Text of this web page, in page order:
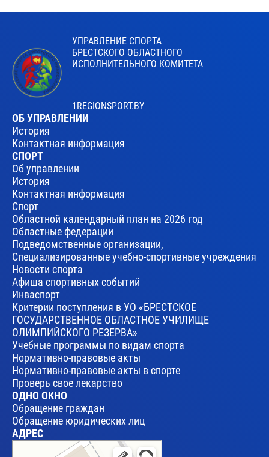
УПРАВЛЕНИЕ СПОРТА
БРЕСТСКОГО ОБЛАСТНОГО
ИСПОЛНИТЕЛЬНОГО КОМИТЕТА
1REGIONSPORT.BY
ОБ УПРАВЛЕНИИ
История
Контактная информация
СПОРТ
Об управлении
История
Контактная информация
Спорт
Областной календарный план на 2026 год
Областные федерации
Подведомственные организации,
Специализированные учебно-спортивные учреждения
Новости спорта
Афиша спортивных событий
Инваспорт
Критерии поступления в УО «БРЕСТСКОЕ
ГОСУДАРСТВЕННОЕ ОБЛАСТНОЕ УЧИЛИЩЕ
ОЛИМПИЙСКОГО РЕЗЕРВА»
Учебные программы по видам спорта
Нормативно-правовые акты
Нормативно-правовые акты в спорте
Проверь свое лекарство
ОДНО ОКНО
Обращение граждан
Обращение юридических лиц
АДРЕС
Брест
Улица Леваневского, 17 — Яндекс Карты